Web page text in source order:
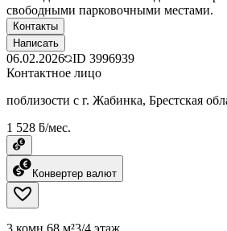
свободными парковочными местами.
Контакты
Написать
06.02.2026 ID 3996939
Контактное лицо
поблизости с г. Жабинка, Брестская
1 528 ƃ/мес.
Конвертер валют
3 комн.68 м²3/4 этаж